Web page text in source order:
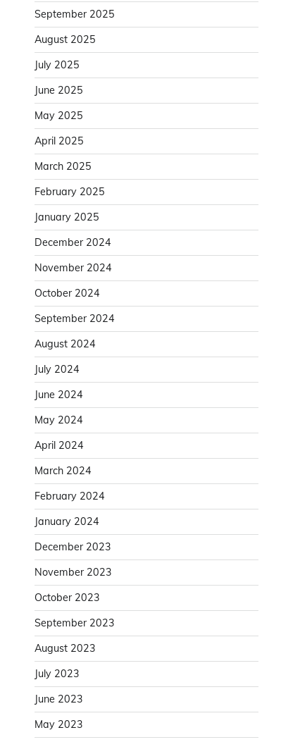
September 2025
August 2025
July 2025
June 2025
May 2025
April 2025
March 2025
February 2025
January 2025
December 2024
November 2024
October 2024
September 2024
August 2024
July 2024
June 2024
May 2024
April 2024
March 2024
February 2024
January 2024
December 2023
November 2023
October 2023
September 2023
August 2023
July 2023
June 2023
May 2023